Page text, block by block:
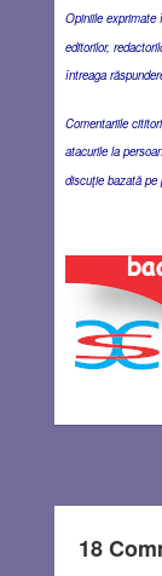
Opiniile exprimate
editorilor,
întreaga
Comentariile
atacurile la
discuţie bazată pe
18